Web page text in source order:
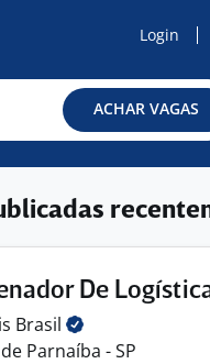
Login
ACHAR VAGAS
De
Brasil
Parnaíba - SP